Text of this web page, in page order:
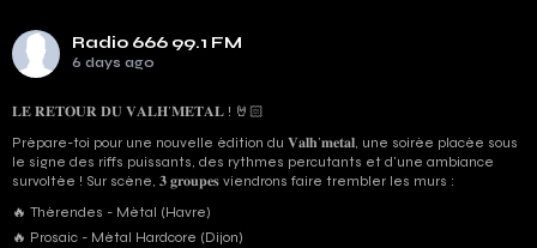
Radio 666 99.1 FM
6 days ago
𝐋𝐄 𝐑𝐄𝐓𝐎𝐔𝐑 𝐃𝐔 𝐕𝐀𝐋𝐇’𝐌𝐄𝐓𝐀𝐋 ! 🤘🏻
Prépare-toi pour une nouvelle édition du 𝐕𝐚𝐥𝐡’𝐦𝐞𝐭𝐚𝐥, une soirée placée sous
le signe des riffs puissants, des rythmes percutants et d'une ambiance
survoltée ! Sur scène, 𝟑 𝐠𝐫𝐨𝐮𝐩𝐞𝐬 viendrons faire trembler les murs :
🔥 Thérendes - Métal (Havre)
🔥 Prosaic - Métal Hardcore (Dijon)